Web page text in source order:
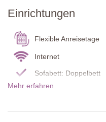
Toskana, mit ihrer gut
Stadtmauer aus dem 16.
mit langen Sandstränden und
erreichbar. Ein besonderes
Quellen von Saturnia, deren
Cascate del Mulino
eindrucksvolle Atmosphäre
Letizia ist eine einseitig
Einrichtungen
Flexible Anreisetage
Internet
Sofabett: Doppelbett
Rauchmelder
Mehr erfahren